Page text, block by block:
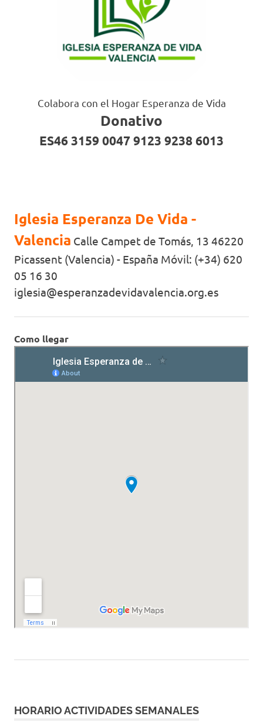
Colabora con el Hogar Esperanza de Vida
Donativo
ES46 3159 0047 9123 9238 6013
Iglesia Esperanza De Vida -
Valencia Calle Campet de Tomás, 13 46220
Picassent (Valencia) - España Móvil: (+34) 620
05 16 30
iglesia@esperanzadevidavalencia.org.es
Como llegar
HORARIO ACTIVIDADES SEMANALES